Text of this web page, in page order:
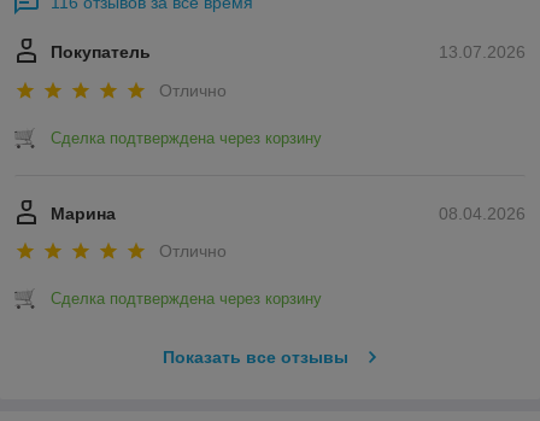
13.07.2026
Покупатель
Отлично
Сделка подтверждена через корзину
08.04.2026
Марина
Отлично
Сделка подтверждена через корзину
Показать все отзывы